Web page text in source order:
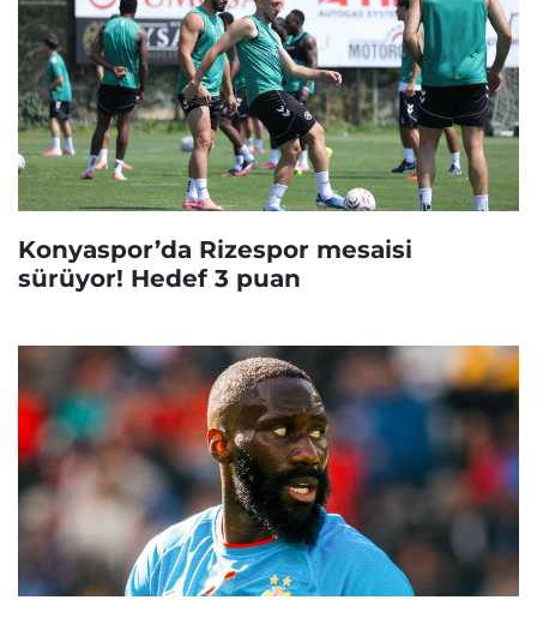
Konyaspor’da Rizespor mesaisi
sürüyor! Hedef 3 puan